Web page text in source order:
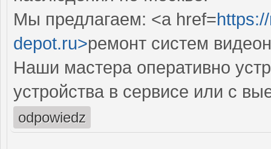
Мы предлагаем: <a href=
depot.ru>ремонт систем
Наши мастера оперативно
устройства в сервисе или с
odpowiedz